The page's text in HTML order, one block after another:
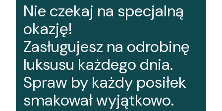
Nie czekaj na specjalną
okazję!
Zasługujesz na odrobinę
luksusu każdego dnia.
Spraw by każdy posiłek
smakował wyjątkowo.